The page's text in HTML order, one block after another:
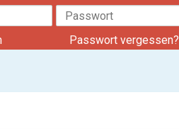
Passwort vergessen?